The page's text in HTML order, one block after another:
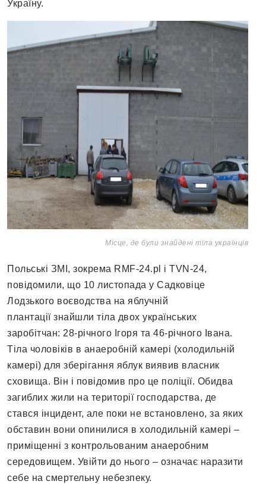
Україну.
Місце, де були знайдені тіла українців
Польські ЗМІ, зокрема RMF-24.pl і TVN-24,
повідомили, що 10 листопада у Садковіце
Лодзького воєводства на яблучній
плантації знайшли тіла двох українських
заробітчан: 28-річного Ігоря та 46-річного Івана.
Тіла чоловіків в анаеробній камері (холодильній
камері) для зберігання яблук виявив власник
сховища. Він і повідомив про це поліції. Обидва
загиблих жили на території господарства, де
стався інцидент, але поки не встановлено, за яких
обставин вони опинилися в холодильній камері –
приміщенні з контрольованим анаеробним
середовищем. Увійти до нього – означає наразити
себе на смертельну небезпеку.